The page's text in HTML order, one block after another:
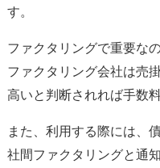
す。
ファクタリングで重要な
ファクタリング会社は売
高いと判断されれば手数
また、利用する際には、
社間ファクタリングと通